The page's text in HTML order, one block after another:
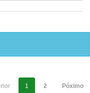
1 2 Póximo